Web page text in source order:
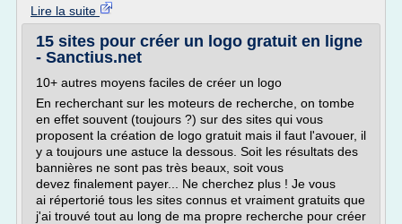
Lire la suite
15 sites pour créer un logo gratuit en ligne
- Sanctius.net
10+ autres moyens faciles de créer un logo
En recherchant sur les moteurs de recherche, on tombe
en effet souvent (toujours ?) sur des sites qui vous
proposent la création de logo gratuit mais il faut l'avouer, il
y a toujours une astuce la dessous. Soit les résultats des
bannières ne sont pas très beaux, soit vous
devez finalement payer... Ne cherchez plus ! Je vous
ai répertorié tous les sites connus et vraiment gratuits que
j'ai trouvé tout au long de ma propre recherche pour créer